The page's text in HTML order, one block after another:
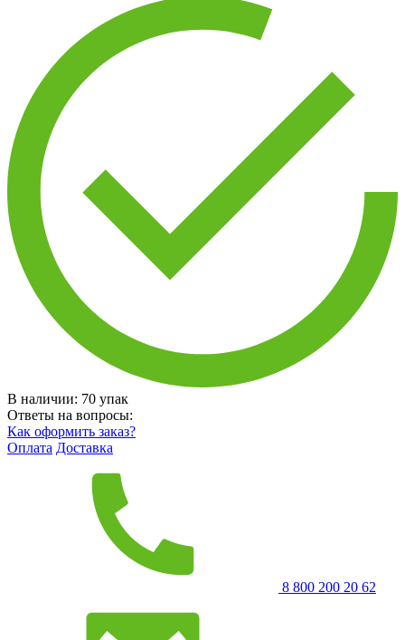
В наличии: 70 упак
Ответы на вопросы:
Как оформить заказ?
Оплата Доставка
8 800 200 20 62